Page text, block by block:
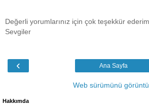
Değerli yorumlarınız için çok teşekkür ederim.
Sevgiler
‹ Ana Sayfa
Web sürümünü
Hakkımda